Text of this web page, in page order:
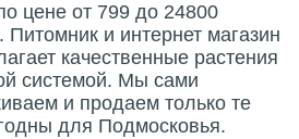
цене от 799 до 24800
Питомник и интернет магазин
качественные растения
системой. Мы сами
и продаем только те
для Подмосковья.